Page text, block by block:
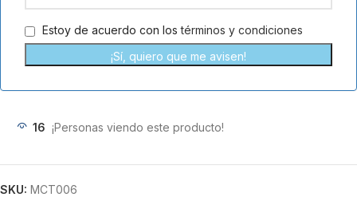
Estoy de acuerdo con lostérminos y condiciones
¡Sí, quiero que me avisen!
16 ¡Personas viendo este producto!
SKU: MCT006